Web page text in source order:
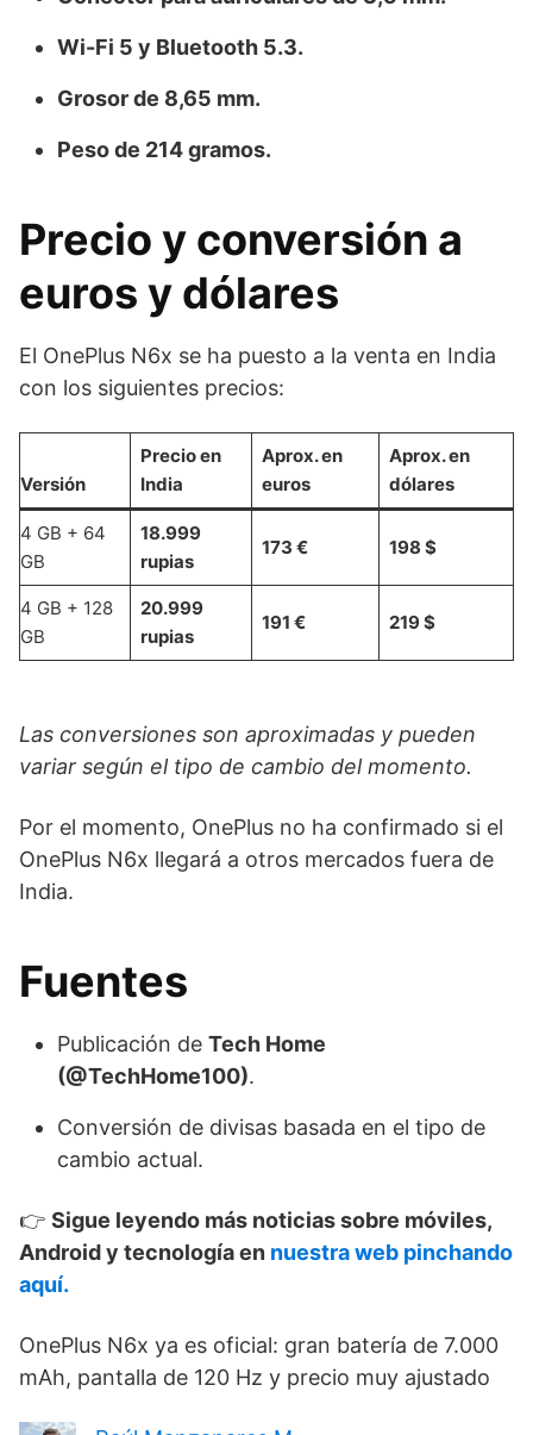
Wi-Fi 5 y Bluetooth 5.3.
Grosor de 8,65 mm.
Peso de 214 gramos.
Precio y conversión a
euros y dólares
El OnePlus N6x se ha puesto a la venta en India
con los siguientes precios:
Versión
Precio en
India
Aprox. en
euros
Aprox. en
dólares
4 GB + 64
GB
18.999
rupias
173 € 198 $
4 GB + 128
GB
20.999
rupias
191 € 219 $
Las conversiones son aproximadas y pueden
variar según el tipo de cambio del momento.
Por el momento, OnePlus no ha confirmado si el
OnePlus N6x llegará a otros mercados fuera de
India.
Fuentes
Publicación de Tech Home
(@TechHome100).
Conversión de divisas basada en el tipo de
cambio actual.
👉 Sigue leyendo más noticias sobre móviles,
Android y tecnología en nuestra web pinchando
aquí.
OnePlus N6x ya es oficial: gran batería de 7.000
mAh, pantalla de 120 Hz y precio muy ajustado